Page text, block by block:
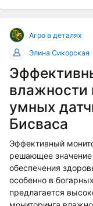
Агро в деталях
Элина Сикорская
умных
Бисваса
Эффективный
решающее значение
обеспечения
особенно в
предлагается